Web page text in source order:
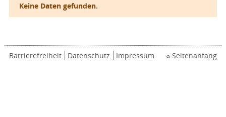
Keine Daten gefunden.
Barrierefreiheit Datenschutz Impressum Seitenanfang